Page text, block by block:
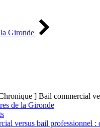
Gironde
de la Gironde
versus bail professionnel :